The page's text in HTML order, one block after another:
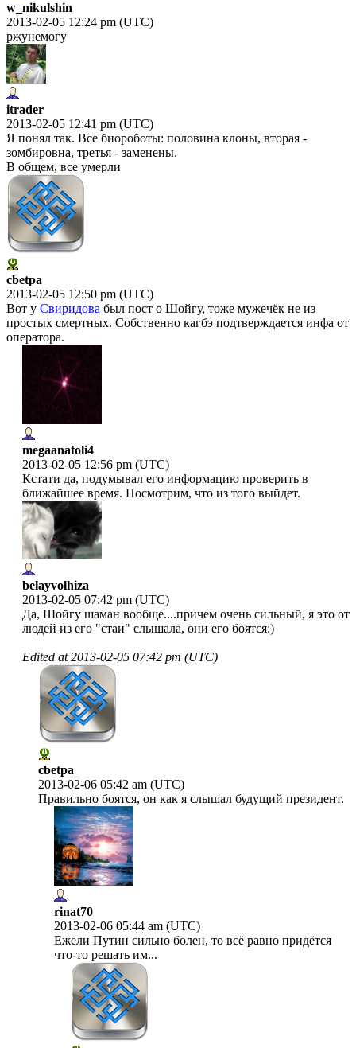
w_nikulshin
2013-02-05 12:24 pm (UTC)
ржунемогу
itrader
2013-02-05 12:41 pm (UTC)
Я понял так. Все биороботы: половина клоны, вторая -
зомбировна, третья - заменены.
В общем, все умерли
cbetpa
2013-02-05 12:50 pm (UTC)
Вот у Свиридова был пост о Шойгу, тоже мужечёк не из
простых смертных. Собственно кагбэ подтверждается инфа от
оператора.
megaanatoli4
2013-02-05 12:56 pm (UTC)
Кстати да, подумывал его информацию проверить в
ближайшее время. Посмотрим, что из того выйдет.
belayvolhiza
2013-02-05 07:42 pm (UTC)
Да, Шойгу шаман вообще....причем очень сильный, я это от
людей из его "стаи" слышала, они его боятся:)
Edited at2013-02-05 07:42 pm (UTC)
cbetpa
2013-02-06 05:42 am (UTC)
Правильно боятся, он как я слышал будущий президент.
rinat70
2013-02-06 05:44 am (UTC)
Ежели Путин сильно болен, то всё равно придётся
что-то решать им...